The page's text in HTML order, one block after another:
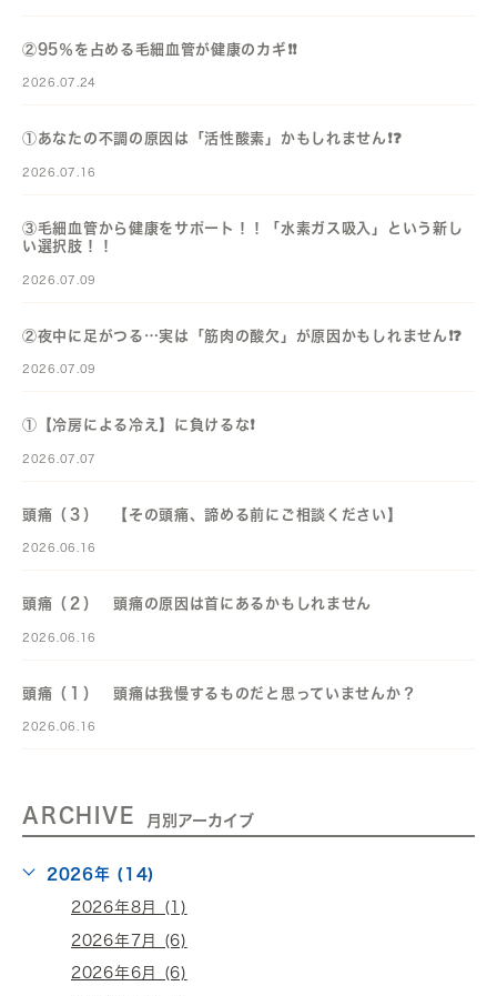
②95％を占める毛細血管が健康のカギ❗️❗️
2026.07.24
①あなたの不調の原因は「活性酸素」かもしれません❗️❓️
2026.07.16
③毛細血管から健康をサポート！！「水素ガス吸入」という新し
い選択肢！！
2026.07.09
②夜中に足がつる…実は「筋肉の酸欠」が原因かもしれません❗️❓️
2026.07.09
①【冷房による冷え】に負けるな❗️
2026.07.07
頭痛（３） 【その頭痛、諦める前にご相談ください】
2026.06.16
頭痛（２） 頭痛の原因は首にあるかもしれません
2026.06.16
頭痛（１） 頭痛は我慢するものだと思っていませんか？
2026.06.16
ARCHIVE 月別アーカイブ
2026年 (14)
2026年8月 (1)
2026年7月 (6)
2026年6月 (6)